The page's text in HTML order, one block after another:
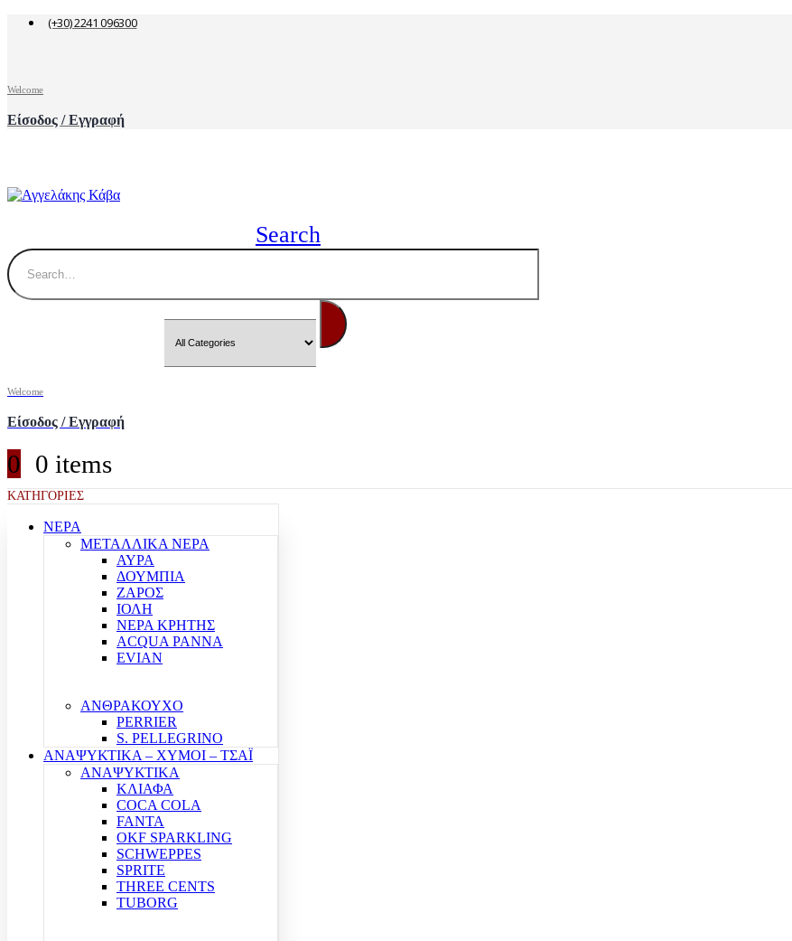
(+30) 2241 096300
Welcome
Είσοδος / Εγγραφή
Search
Welcome
Είσοδος / Εγγραφή
0 0 items
ΚΑΤΗΓΟΡΙΕΣ
ΝΕΡΑ
ΜΕΤΑΛΛΙΚΑ ΝΕΡΑ
ΑΥΡΑ
ΔΟΥΜΠΙΑ
ΖΑΡΟΣ
ΙΟΛΗ
ΝΕΡΑ ΚΡΗΤΗΣ
ACQUA PANNA
EVIAN
ΑΝΘΡΑΚΟΥΧΟ
PERRIER
S. PELLEGRINO
ΑΝΑΨΥΚΤΙΚΑ – ΧΥΜΟΙ – ΤΣΑΪ
ΑΝΑΨΥΚΤΙΚΑ
ΚΛΙΑΦΑ
COCA COLA
FANTA
OKF SPARKLING
SCHWEPPES
SPRITE
THREE CENTS
TUBORG